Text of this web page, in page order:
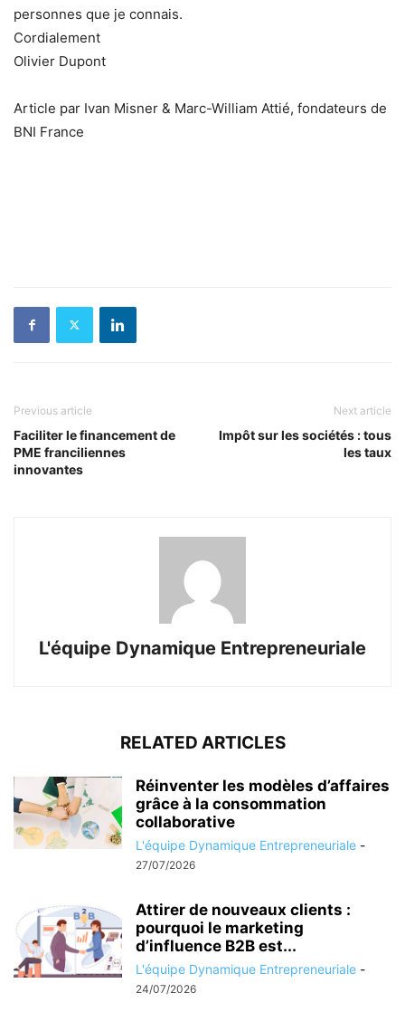
personnes que je connais.
Cordialement
Olivier Dupont
Article par Ivan Misner & Marc-William Attié, fondateurs de
BNI France
Previous article
Faciliter le financement de
PME franciliennes
innovantes
Next article
Impôt sur les sociétés : tous
les taux
L'équipe Dynamique Entrepreneuriale
RELATED ARTICLES
Réinventer les modèles d’affaires
grâce à la consommation
collaborative
L'équipe Dynamique Entrepreneuriale -
27/07/2026
Attirer de nouveaux clients :
pourquoi le marketing
d’influence B2B est...
L'équipe Dynamique Entrepreneuriale -
24/07/2026